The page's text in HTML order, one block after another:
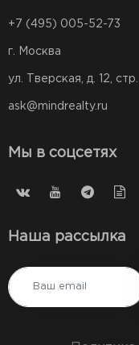
+7 (495) 005-52-73
г. Москва
ул. Тверская, д. 12,
ask@mindrealty.ru
Мы в соцсетях
Наша рассылка